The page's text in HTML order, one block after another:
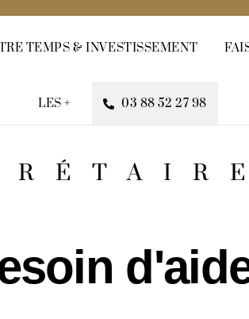
TEMPS & INVESTISSEMENT
LES + 03 88 52 27 98